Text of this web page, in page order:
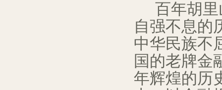
百年胡
自强不息的
中华民族不
国的老牌金
年辉煌的历